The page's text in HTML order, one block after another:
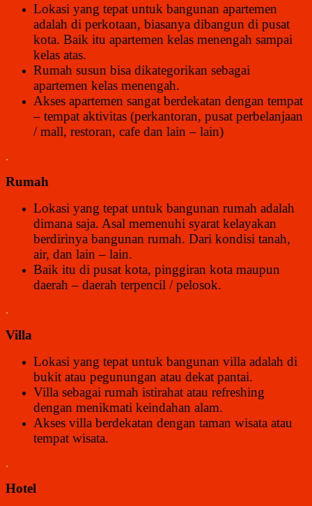
Lokasi yang tepat untuk bangunan apartemen
adalah di perkotaan, biasanya dibangun di pusat
kota. Baik itu apartemen kelas menengah sampai
kelas atas.
Rumah susun bisa dikategorikan sebagai
apartemen kelas menengah.
Akses apartemen sangat berdekatan dengan tempat
– tempat aktivitas (perkantoran, pusat perbelanjaan
/ mall, restoran, cafe dan lain – lain)
.
Rumah
Lokasi yang tepat untuk bangunan rumah adalah
dimana saja. Asal memenuhi syarat kelayakan
berdirinya bangunan rumah. Dari kondisi tanah,
air, dan lain – lain.
Baik itu di pusat kota, pinggiran kota maupun
daerah – daerah terpencil / pelosok.
.
Villa
Lokasi yang tepat untuk bangunan villa adalah di
bukit atau pegunungan atau dekat pantai.
Villa sebagai rumah istirahat atau refreshing
dengan menikmati keindahan alam.
Akses villa berdekatan dengan taman wisata atau
tempat wisata.
.
Hotel